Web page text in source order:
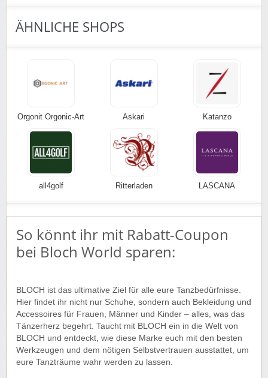
ÄHNLICHE SHOPS
Orgonit Orgonic-Art Askari Katanzo
all4golf Ritterladen LASCANA
So könnt ihr mit Rabatt-Coupon
bei Bloch World sparen:
BLOCH ist das ultimative Ziel für alle eure Tanzbedürfnisse.
Hier findet ihr nicht nur Schuhe, sondern auch Bekleidung und
Accessoires für Frauen, Männer und Kinder – alles, was das
Tänzerherz begehrt. Taucht mit BLOCH ein in die Welt von
BLOCH und entdeckt, wie diese Marke euch mit den besten
Werkzeugen und dem nötigen Selbstvertrauen ausstattet, um
eure Tanzträume wahr werden zu lassen.